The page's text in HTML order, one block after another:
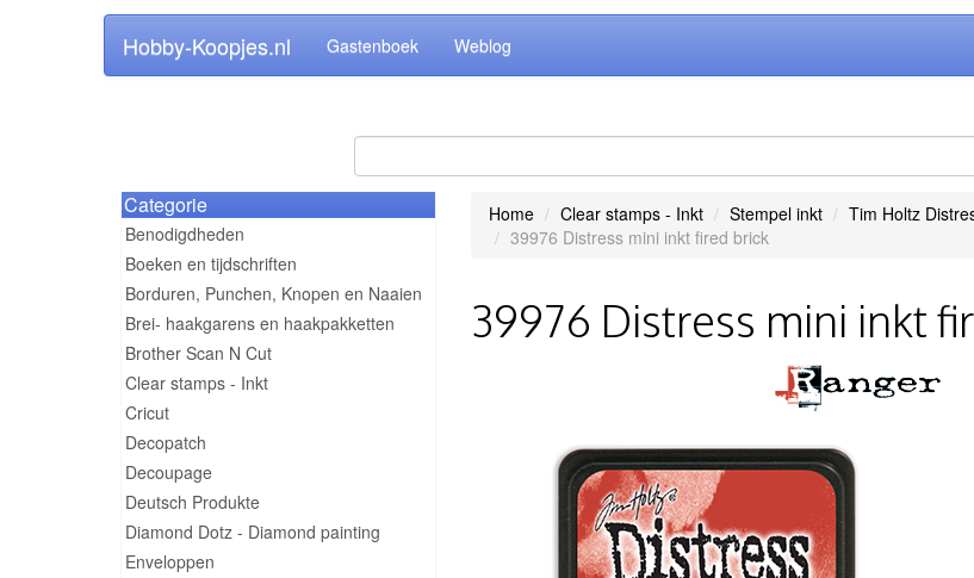
Hobby-Koopjes.nl Gastenboek Weblog
Categorie
Benodigdheden
Boeken en tijdschriften
Borduren, Punchen, Knopen en Naaien
Brei- haakgarens en haakpakketten
Brother Scan N Cut
Clear stamps - Inkt
Cricut
Decopatch
Decoupage
Deutsch Produkte
Diamond Dotz - Diamond painting
Enveloppen
Home Clear stamps - Inkt Stempel inkt Tim Holtz
39976 Distress mini inkt fired brick
39976 Distress mini inkt